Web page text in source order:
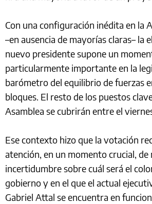
Con una configuración inédita en la
–en ausencia de mayorías claras– la
nuevo presidente supone un
particularmente importante en la
barómetro del equilibrio de fuerzas
bloques. El resto de los puestos
Asamblea se cubrirán entre el
Ese contexto hizo que la votación
atención, en un momento crucial, de
incertidumbre sobre cuál será el
gobierno y en el que el actual
Gabriel Attal se encuentra en